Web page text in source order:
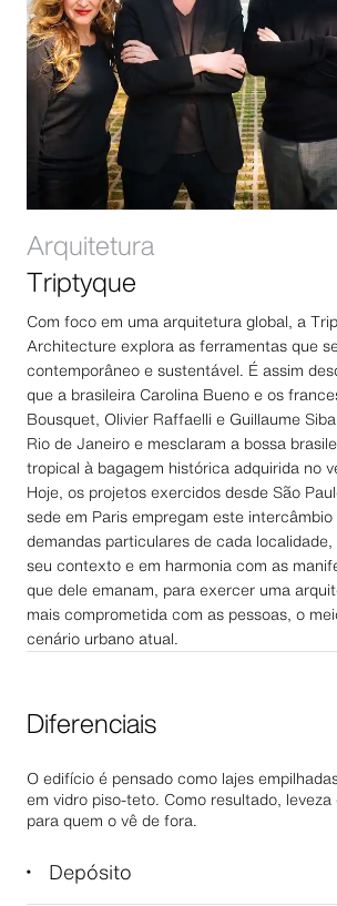
Arquitetura
Triptyque
Com foco em uma arquitetura global, a
Architecture explora as ferramentas que
contemporâneo e sustentável. É assim
que a brasileira Carolina Bueno e os
Bousquet, Olivier Raffaelli e Guillaume
Rio de Janeiro e mesclaram a bossa
tropical à bagagem histórica adquirida no
Hoje, os projetos exercidos desde São
sede em Paris empregam este
demandas particulares de cada
seu contexto e em harmonia com as
que dele emanam, para exercer uma
mais comprometida com as pessoas, o
cenário urbano atual.
Diferenciais
O edifício é pensado como lajes
em vidro piso-teto. Como resultado, leveza
para quem o vê de fora.
Depósito